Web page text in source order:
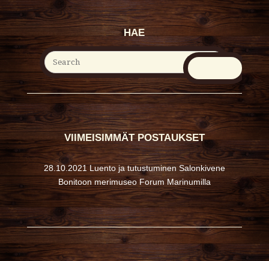
HAE
VIIMEISIMMÄT POSTAUKSET
28.10.2021 Luento ja tutustuminen Salonkivene
Bonitoon merimuseo Forum Marinumilla